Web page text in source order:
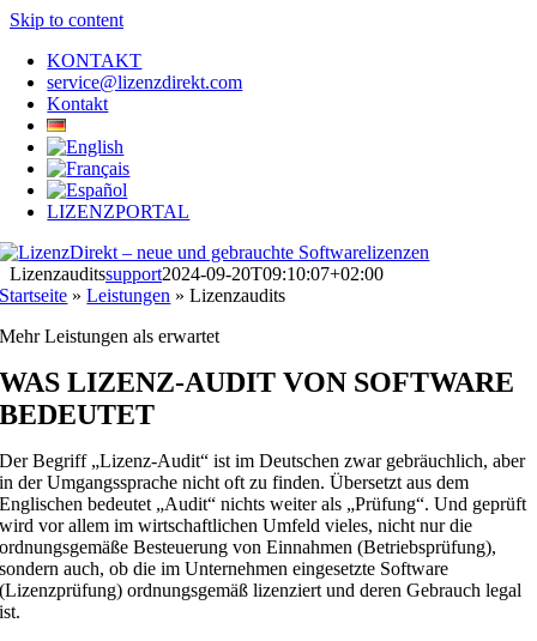
Skip to content
KONTAKT
service@lizenzdirekt.com
Kontakt
LIZENZPORTAL
Lizenzauditssupport2024-09-20T09:10:07+02:00
Startseite »Leistungen »Lizenzaudits
Mehr Leistungen als erwartet
WAS LIZENZ-AUDIT VON SOFTWARE
BEDEUTET
Der Begriff „Lizenz-Audit“ ist im Deutschen zwar gebräuchlich, aber
in der Umgangssprache nicht oft zu finden. Übersetzt aus dem
Englischen bedeutet „Audit“ nichts weiter als „Prüfung“. Und geprüft
wird vor allem im wirtschaftlichen Umfeld vieles, nicht nur die
ordnungsgemäße Besteuerung von Einnahmen (Betriebsprüfung),
sondern auch, ob die im Unternehmen eingesetzte Software
(Lizenzprüfung) ordnungsgemäß lizenziert und deren Gebrauch legal
ist.